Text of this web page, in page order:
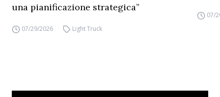
una pianificazione strategica”
07/29/2026 Light Truck
07/